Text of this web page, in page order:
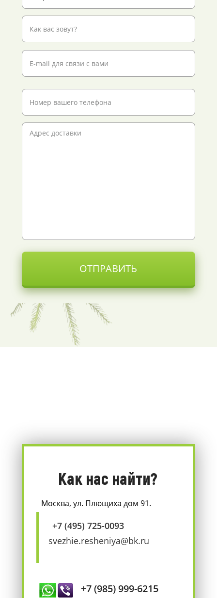
ОТПРАВИТЬ
Как нас найти?
Москва, ул. Плющиха дом 91.
+7 (495) 725-0093
svezhie.resheniya@bk.ru
+7 (985) 999-6215